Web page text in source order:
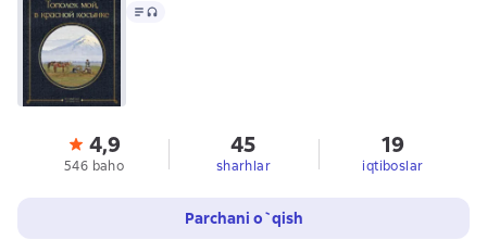
Matn
4,9
546 baho
45
sharhlar
19
iqtiboslar
Parchani o`qish